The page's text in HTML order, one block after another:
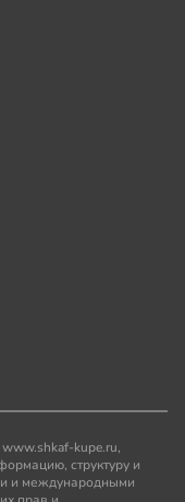
kupe.ru,
структуру и
и международными